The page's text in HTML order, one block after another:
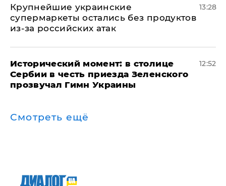
Крупнейшие украинские
супермаркеты остались без продуктов
из-за российских атак
13:28
Исторический момент: в столице
Сербии в честь приезда Зеленского
прозвучал Гимн Украины
12:52
Смотреть ещё